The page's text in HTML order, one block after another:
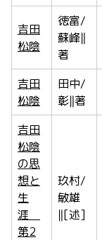
吉田
松陰
徳富/
蘇峰‖
著
吉田
松陰
田中/
彰‖著
吉田
松陰
の思
想と
生
涯
第2
玖村/
敏雄
‖[述]